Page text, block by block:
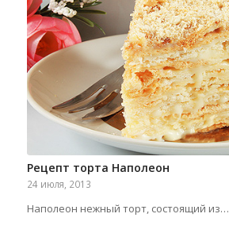
Рецепт торта Наполеон
24 июля, 2013
Наполеон нежный торт, состоящий из…